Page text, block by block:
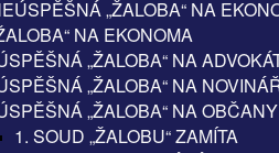
„ŽALOBA“ NA
NA EKONOMA
„ŽALOBA“ NA
„ŽALOBA“ NA
„ŽALOBA“ NA OBČANY
1. SOUD „ŽALOBU“ ZAMÍTA